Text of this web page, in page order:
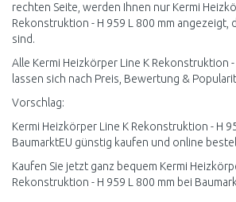
rechten Seite, werden Ihnen nur Kermi
Rekonstruktion - H 959 L 800 mm angezeigt,
sind.
Alle Kermi Heizkörper Line K Rekonstruktion -
lassen sich nach Preis, Bewertung &
Vorschlag:
Kermi Heizkörper Line K Rekonstruktion - H
BaumarktEU günstig kaufen und online
Kaufen Sie jetzt ganz bequem Kermi
Rekonstruktion - H 959 L 800 mm bei